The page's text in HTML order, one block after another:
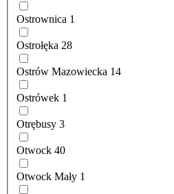
Ostrownica 1
Ostrołęka 28
Ostrów Mazowiecka 14
Ostrówek 1
Otrębusy 3
Otwock 40
Otwock Mały 1